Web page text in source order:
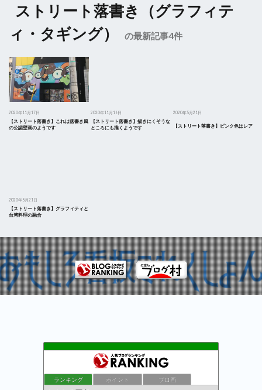
ストリート落書き（グラフィテ
ィ・タギング）
の最新記事4件
2020年11月17日
【ストリート落書き】これは落書き風
の公認壁画のようです
2020年11月16日
【ストリート落書き】描きにくそうな
ところにも描くようです
2020年5月21日
【ストリート落書き】ピンク色はレア
2020年5月21日
【ストリート落書き】グラフィティと
台湾料理の融合
ランキング ポイント ブロ画